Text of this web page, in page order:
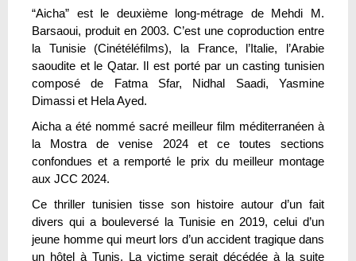
“Aicha” est le deuxième long-métrage de Mehdi M.
Barsaoui, produit en 2003. C’est une coproduction entre
la Tunisie (Cinétéléfilms), la France, l’Italie, l’Arabie
saoudite et le Qatar. Il est porté par un casting tunisien
composé de Fatma Sfar, Nidhal Saadi, Yasmine
Dimassi et Hela Ayed.
Aicha a été nommé sacré meilleur film méditerranéen à
la Mostra de venise 2024 et ce toutes sections
confondues et a remporté le prix du meilleur montage
aux JCC 2024.
Ce thriller tunisien tisse son histoire autour d’un fait
divers qui a bouleversé la Tunisie en 2019, celui d’un
jeune homme qui meurt lors d’un accident tragique dans
un hôtel à Tunis. La victime serait décédée à la suite